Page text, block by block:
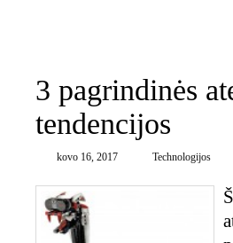
3 pagrindinės
tendencijos
kovo 16, 2017 Technologijos